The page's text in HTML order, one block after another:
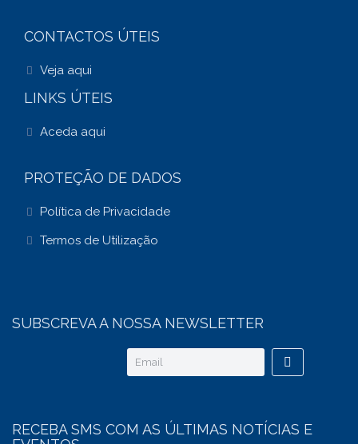
CONTACTOS ÚTEIS
Veja aqui
LINKS ÚTEIS
Aceda aqui
PROTEÇÃO DE DADOS
Política de Privacidade
Termos de Utilização
SUBSCREVA A NOSSA NEWSLETTER
RECEBA SMS COM AS ÚLTIMAS NOTÍCIAS E